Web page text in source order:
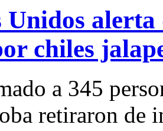
Unidos alerta
chiles
a 345
retiraron de